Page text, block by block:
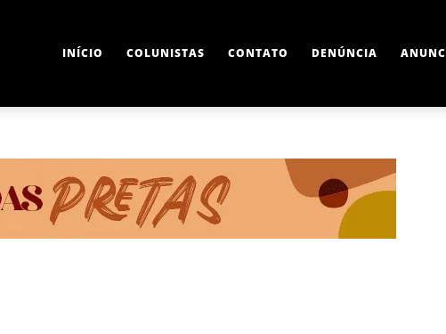
INÍCIO COLUNISTAS CONTATO DENÚNCIA